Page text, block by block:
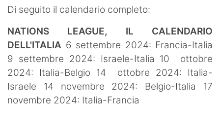
Di seguito il calendario completo:
NATIONS LEAGUE, IL CALENDARIO
DELL'ITALIA 6 settembre 2024: Francia-Italia
9 settembre 2024: Israele-Italia 10 ottobre
2024: Italia-Belgio 14 ottobre 2024: Italia-
Israele 14 novembre 2024: Belgio-Italia 17
novembre 2024: Italia-Francia